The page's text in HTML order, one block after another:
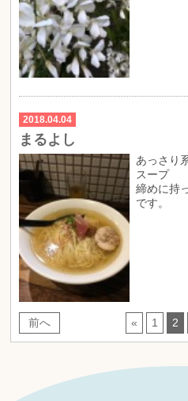
2018.04.04
まるよし
あっさり
スープ
締めに持
です。
前へ « 1 2